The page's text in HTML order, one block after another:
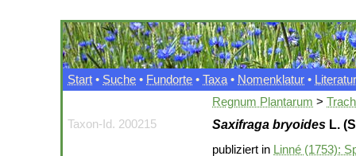
Start • Suche • Fundorte • Taxa • Nomenklatur • Literatur
Regnum Plantarum >
Taxon-Id. 200215
Saxifraga bryoides L.
publiziert in Linné (1753):